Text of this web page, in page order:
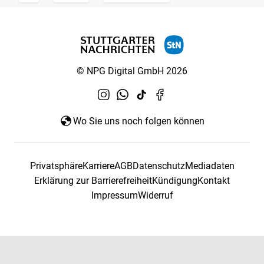
© NPG Digital GmbH 2026
Wo Sie uns noch folgen können
PrivatsphäreKarriereAGBDatenschutzMediadaten
Erklärung zur BarrierefreiheitKündigungKontakt
ImpressumWiderruf